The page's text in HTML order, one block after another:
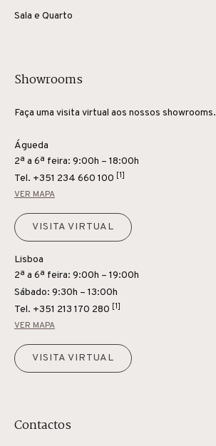
Sala e Quarto
Showrooms
Faça uma visita virtual aos nossos showrooms.
Águeda
2ª a 6ª feira: 9:00h – 18:00h
Tel. +351 234 660 100 [1]
VER MAPA
VISITA VIRTUAL
Lisboa
2ª a 6ª feira: 9:00h – 19:00h
Sábado: 9:30h – 13:00h
Tel. +351 213 170 280 [1]
VER MAPA
VISITA VIRTUAL
Contactos